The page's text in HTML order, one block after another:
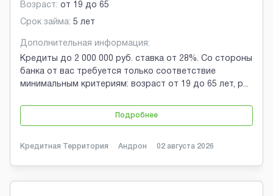
Возраст: от 19 до 65
Срок займа: 5 лет
Дополнительная информация:
Кредиты до 2 000 000 руб. ставка от 28%. Со стороны
банка от вас требуется только соответствие
минимальным критериям: возраст от 19 до 65 лет, р...
Подробнее
Кредитная Территория Андрон 02 августа 2026